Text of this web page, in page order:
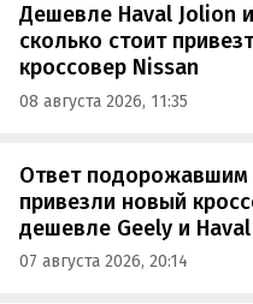
Дешевле Haval Jolion
сколько стоит
кроссовер Nissan
08 августа 2026, 11:35
Ответ подорожавшим
привезли новый
дешевле Geely и Haval
07 августа 2026, 20:14